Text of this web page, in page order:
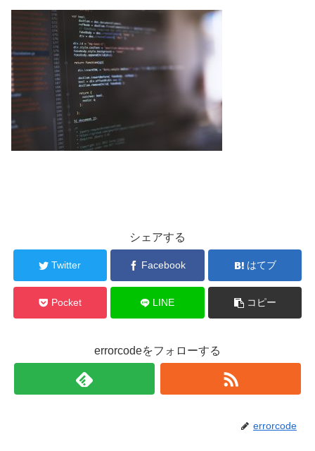
シェアする
Twitter Facebook はてブ
Pocket LINE コピー
errorcodeをフォローする
errorcode